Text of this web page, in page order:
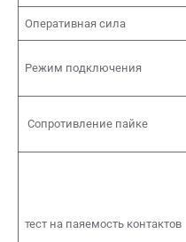
Оперативная сила
Режим подключения
Сопротивление пайке
тест на паяемость контактов